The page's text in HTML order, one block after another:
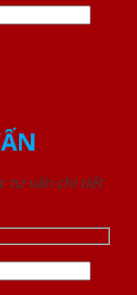
tư vấn chi tiết